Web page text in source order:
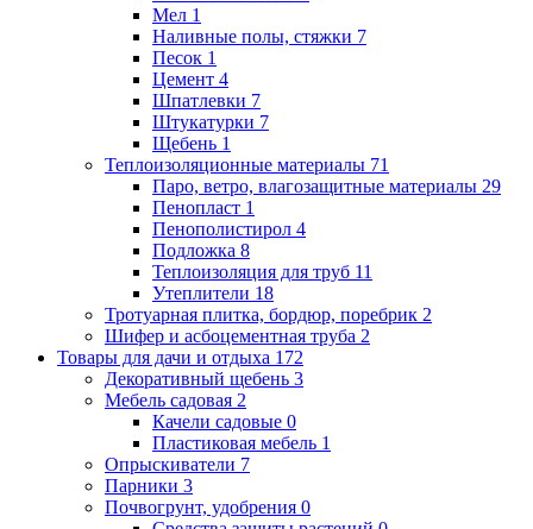
Мел 1
Наливные полы, стяжки 7
Песок 1
Цемент 4
Шпатлевки 7
Штукатурки 7
Щебень 1
Теплоизоляционные материалы 71
Паро, ветро, влагозащитные материалы 29
Пенопласт 1
Пенополистирол 4
Подложка 8
Теплоизоляция для труб 11
Утеплители 18
Тротуарная плитка, бордюр, поребрик 2
Шифер и асбоцементная труба 2
Товары для дачи и отдыха 172
Декоративный щебень 3
Мебель садовая 2
Качели садовые 0
Пластиковая мебель 1
Опрыскиватели 7
Парники 3
Почвогрунт, удобрения 0